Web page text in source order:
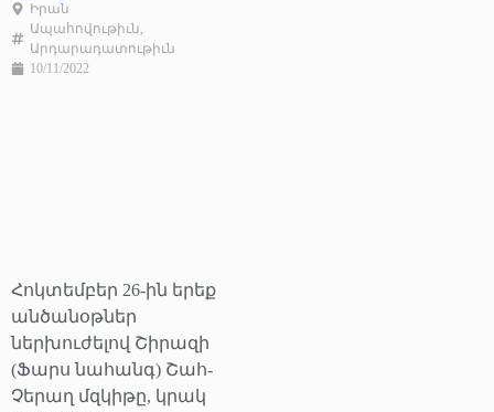
Իրան
Ապահովութիւն,
Արդարադատութիւն
10/11/2022
Հոկտեմբեր 26-ին երեք
անծանօթներ
ներխուժելով Շիրազի
(Ֆարս նահանգ) Շահ-
Չերաղ մզկիթը, կրակ